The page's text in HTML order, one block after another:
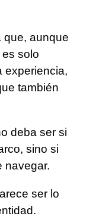
que, aunque
solo
experiencia,
también
deba ser si
sino si
navegar.
ser lo